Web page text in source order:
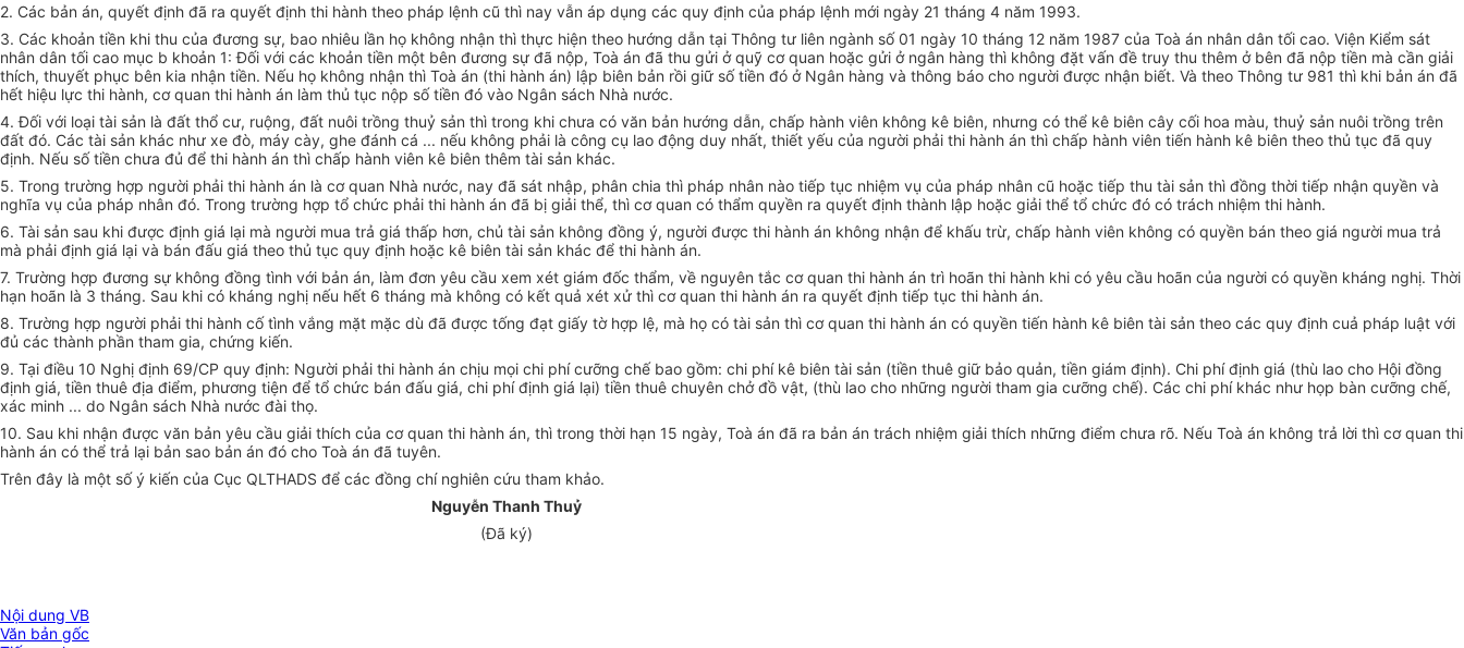
2. Các bản án, quyết định đã ra quyết định thi hành theo pháp lệnh cũ thì nay vẫn áp dụng các quy định của pháp lệnh mới ngày 21 tháng 4 năm 1993.
3. Các khoản tiền khi thu của đương sự, bao nhiêu lần họ không nhận thì thực hiện theo hướng dẫn tại Thông tư liên ngành số 01 ngày 10 tháng 12 năm 1987 của Toà án nhân dân tối cao. Viện Kiểm sát
nhân dân tối cao mục b khoản 1: Đối với các khoản tiền một bên đương sự đã nộp, Toà án đã thu gửi ở quỹ cơ quan hoặc gửi ở ngân hàng thì không đặt vấn đề truy thu thêm ở bên đã nộp tiền mà cần giải
thích, thuyết phục bên kia nhận tiền. Nếu họ không nhận thì Toà án (thi hành án) lập biên bản rồi giữ số tiền đó ở Ngân hàng và thông báo cho người được nhận biết. Và theo Thông tư 981 thì khi bản án đã
hết hiệu lực thi hành, cơ quan thi hành án làm thủ tục nộp số tiền đó vào Ngân sách Nhà nước.
4. Đối với loại tài sản là đất thổ cư, ruộng, đất nuôi trồng thuỷ sản thì trong khi chưa có văn bản hướng dẫn, chấp hành viên không kê biên, nhưng có thể kê biên cây cối hoa màu, thuỷ sản nuôi trồng trên
đất đó. Các tài sản khác như xe đò, máy cày, ghe đánh cá ... nếu không phải là công cụ lao động duy nhất, thiết yếu của người phải thi hành án thì chấp hành viên tiến hành kê biên theo thủ tục đã quy
định. Nếu số tiền chưa đủ để thi hành án thì chấp hành viên kê biên thêm tài sản khác.
5. Trong trường hợp người phải thi hành án là cơ quan Nhà nước, nay đã sát nhập, phân chia thì pháp nhân nào tiếp tục nhiệm vụ của pháp nhân cũ hoặc tiếp thu tài sản thì đồng thời tiếp nhận quyền và
nghĩa vụ của pháp nhân đó. Trong trường hợp tổ chức phải thi hành án đã bị giải thể, thì cơ quan có thẩm quyền ra quyết định thành lập hoặc giải thể tổ chức đó có trách nhiệm thi hành.
6. Tài sản sau khi được định giá lại mà người mua trả giá thấp hơn, chủ tài sản không đồng ý, người được thi hành án không nhận để khấu trừ, chấp hành viên không có quyền bán theo giá người mua trả
mà phải định giá lại và bán đấu giá theo thủ tục quy định hoặc kê biên tài sản khác để thi hành án.
7. Trường hợp đương sự không đồng tình với bản án, làm đơn yêu cầu xem xét giám đốc thẩm, về nguyên tắc cơ quan thi hành án trì hoãn thi hành khi có yêu cầu hoãn của người có quyền kháng nghị. Thời
hạn hoãn là 3 tháng. Sau khi có kháng nghị nếu hết 6 tháng mà không có kết quả xét xử thì cơ quan thi hành án ra quyết định tiếp tục thi hành án.
8. Trường hợp người phải thi hành cố tình vắng mặt mặc dù đã được tống đạt giấy tờ hợp lệ, mà họ có tài sản thì cơ quan thi hành án có quyền tiến hành kê biên tài sản theo các quy định cuả pháp luật với
đủ các thành phần tham gia, chứng kiến.
9. Tại điều 10 Nghị định 69/CP quy định: Người phải thi hành án chịu mọi chi phí cưỡng chế bao gồm: chi phí kê biên tài sản (tiền thuê giữ bảo quản, tiền giám định). Chi phí định giá (thù lao cho Hội đồng
định giá, tiền thuê địa điểm, phương tiện để tổ chức bán đấu giá, chi phí định giá lại) tiền thuê chuyên chở đồ vật, (thù lao cho những người tham gia cưỡng chế). Các chi phí khác như họp bàn cưỡng chế,
xác minh ... do Ngân sách Nhà nước đài thọ.
10. Sau khi nhận được văn bản yêu cầu giải thích của cơ quan thi hành án, thì trong thời hạn 15 ngày, Toà án đã ra bản án trách nhiệm giải thích những điểm chưa rõ. Nếu Toà án không trả lời thì cơ quan thi
hành án có thể trả lại bản sao bản án đó cho Toà án đã tuyên.
Trên đây là một số ý kiến của Cục QLTHADS để các đồng chí nghiên cứu tham khảo.
Nguyễn Thanh Thuỷ
(Đã ký)
Nội dung VB
Văn bản gốc